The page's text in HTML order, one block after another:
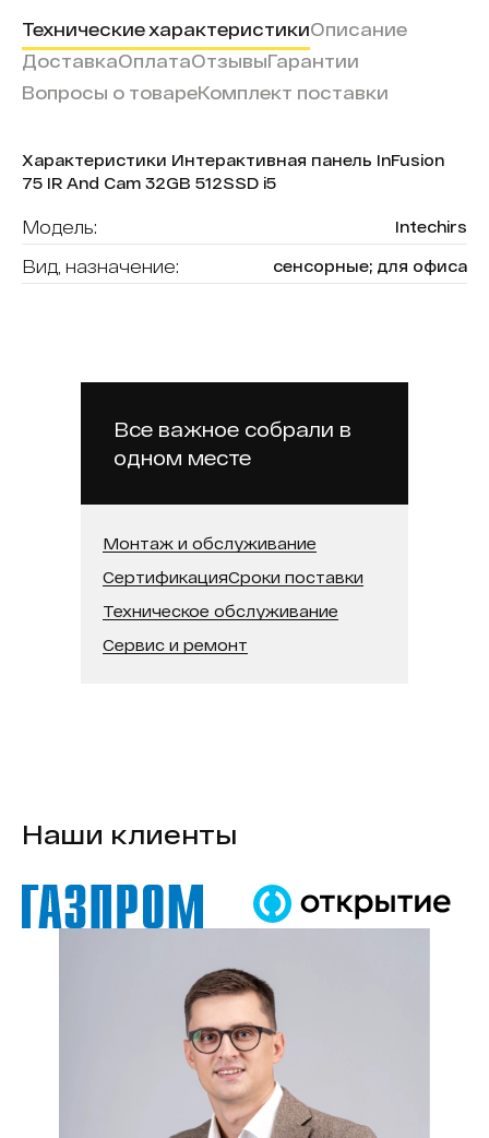
Технические характеристикиОписание
ДоставкаОплатаОтзывыГарантии
Вопросы о товареКомплект поставки
Характеристики Интерактивная панель InFusion
75 IR And Cam 32GB 512SSD i5
Модель: Intechirs
Вид, назначение: сенсорные; для офиса
Тип сенсора: ИК-рамка
Операционная система:
Оперативная память:
Бренд: Intechirs
Встроенная память (SSD):
Встроенная камера:
В реестре минпромторга:
Модель процессора:
Все важное собрали в
одном месте
Монтаж и обслуживание
СертификацияСроки поставки
Техническое обслуживание
Сервис и ремонт
Наши клиенты